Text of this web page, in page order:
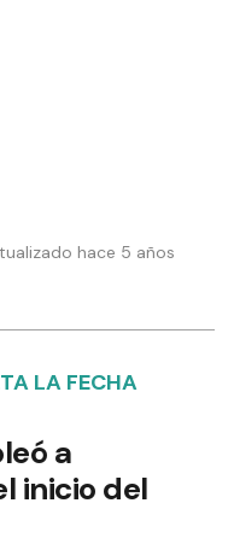
hace 5 años
LA FECHA
a
inicio del